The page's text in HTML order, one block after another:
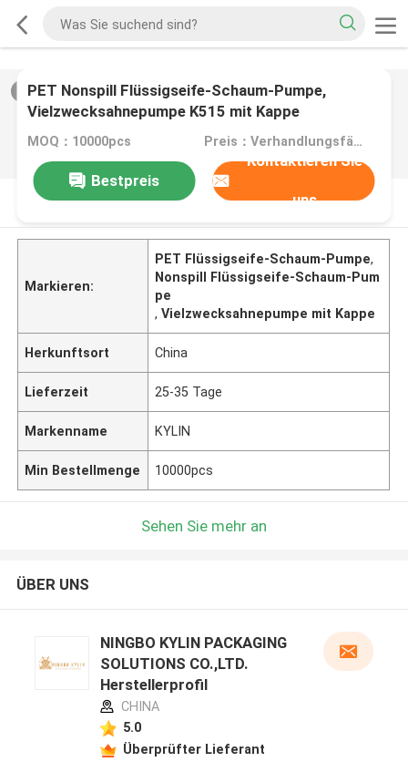
/ 0
PET Nonspill Flüssigseife-Schaum-Pumpe,
Vielzwecksahnepumpe K515 mit Kappe
MOQ：10000pcs Preis：Verhandlungsfähig
Bestpreis
Kontaktieren Sie
uns
PRODUKT-BESCHREIBUNG
Markieren:
PET Flüssigseife-Schaum-Pumpe,
Nonspill Flüssigseife-Schaum-Pum
pe
,Vielzwecksahnepumpe mit Kappe
Herkunftsort China
Lieferzeit 25-35 Tage
Markenname KYLIN
Min Bestellmenge 10000pcs
Sehen Sie mehr an
ÜBER UNS
NINGBO KYLIN PACKAGING
SOLUTIONS CO.,LTD.
Herstellerprofil
CHINA
5.0
Überprüfter Lieferant